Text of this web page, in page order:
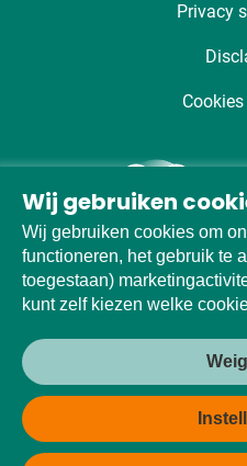
Wij gebruiken
Wij gebruiken cookies om
functioneren, het gebruik te
toegestaan)
kunt zelf kiezen welke
Privacy
KVK: